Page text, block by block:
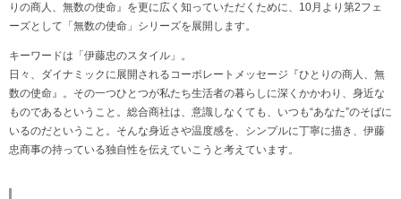
りの商人、無数の使命』を更に広く知っていただくために、10月より第2フェ
ーズとして「無数の使命」シリーズを展開します。
キーワードは「伊藤忠のスタイル」。
日々、ダイナミックに展開されるコーポレートメッセージ『ひとりの商人、無
数の使命』。その一つひとつが私たち生活者の暮らしに深くかかわり、身近な
ものであるということ。総合商社は、意識しなくても、いつも“あなた”のそばに
いるのだということ。そんな身近さや温度感を、シンプルに丁寧に描き、伊藤
忠商事の持っている独自性を伝えていこうと考えています。